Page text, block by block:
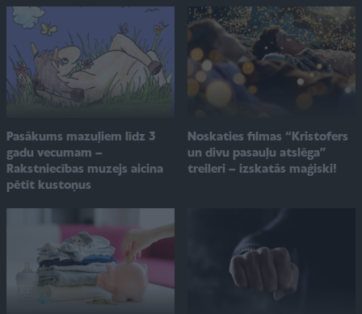
Pasākums mazuļiem līdz 3
gadu vecumam –
Rakstniecības muzejs aicina
pētīt kustoņus
Noskaties filmas “Kristofers
un divu pasauļu atslēga”
treileri – izskatās maģiski!